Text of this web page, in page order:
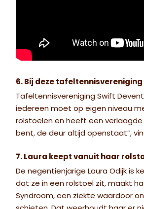
6. Bij deze
Tafeltennisvereniging Swift
iedereen moet op eigen niveau
rolstoelen en heeft een verlaagde
bent, de deur altijd openstaat”,
7. Laura keept vanuit haar
De negentienjarige Laura Odijk is
dat ze in een rolstoel zit, maakt
Syndroom, een ziekte waardoor